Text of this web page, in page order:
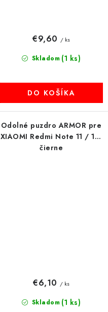
Skladom (1 ks)
€9,60 / ks
DO KOŠÍKA
Odolné puzdro ARMOR pre
XIAOMI Redmi Note 11 / 11S
čierne
Skladom (1 ks)
€6,10 / ks